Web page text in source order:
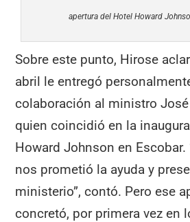
apertura del Hotel Howard
Sobre este punto, Hirose
abril le entregó
colaboración al ministro
quien coincidió en la
Howard Johnson en Escobar.
nos prometió la ayuda y
ministerio”, contó. Pero ese
concretó, por primera vez en